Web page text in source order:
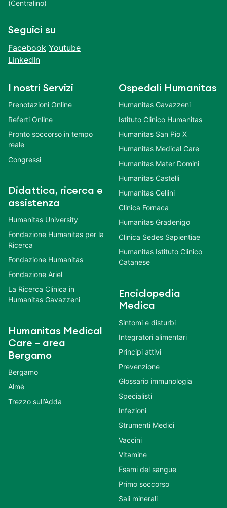
(Centralino)
Seguici su
Facebook Youtube
LinkedIn
I nostri Servizi
Prenotazioni Online
Referti Online
Pronto soccorso in tempo
reale
Congressi
Didattica, ricerca e
assistenza
Humanitas University
Fondazione Humanitas per la
Ricerca
Fondazione Humanitas
Fondazione Ariel
La Ricerca Clinica in
Humanitas Gavazzeni
Humanitas Medical
Care – area
Bergamo
Bergamo
Almè
Trezzo sull’Adda
Ospedali Humanitas
Humanitas Gavazzeni
Istituto Clinico Humanitas
Humanitas San Pio X
Humanitas Medical Care
Humanitas Mater Domini
Humanitas Castelli
Humanitas Cellini
Clinica Fornaca
Humanitas Gradenigo
Clinica Sedes Sapientiae
Humanitas Istituto Clinico
Catanese
Enciclopedia
Medica
Sintomi e disturbi
Integratori alimentari
Principi attivi
Prevenzione
Glossario immunologia
Specialisti
Infezioni
Strumenti Medici
Vaccini
Vitamine
Esami del sangue
Primo soccorso
Sali minerali